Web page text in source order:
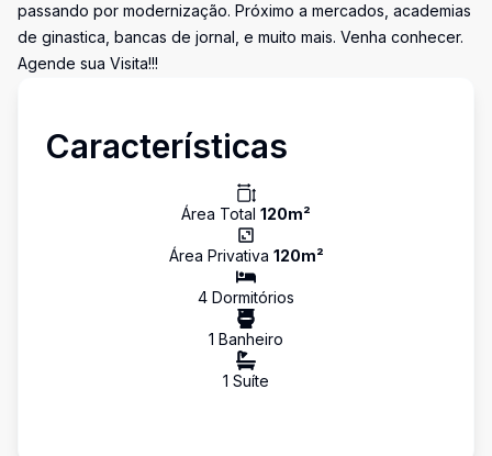
passando por modernização. Próximo a mercados, academias
de ginastica, bancas de jornal, e muito mais. Venha conhecer.
Agende sua Visita!!!
Características
Área Total 120m²
Área Privativa 120m²
4 Dormitórios
1 Banheiro
1 Suíte